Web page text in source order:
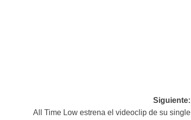
Siguiente:
All Time Low estrena el videoclip de su single